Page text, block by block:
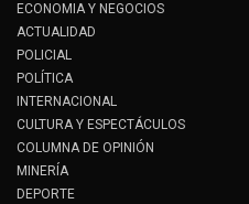
ECONOMIA Y NEGOCIOS
ACTUALIDAD
POLICIAL
POLÍTICA
INTERNACIONAL
CULTURA Y ESPECTÁCULOS
COLUMNA DE OPINIÓN
MINERÍA
DEPORTE